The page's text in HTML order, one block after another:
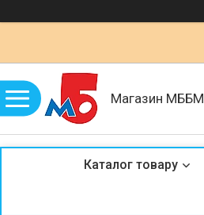
Магазин МББМ
Каталог товару